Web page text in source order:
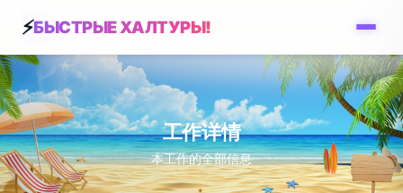
БЫСТРЫЕ ХАЛТУРЫ!
工作详情
本工作的全部信息